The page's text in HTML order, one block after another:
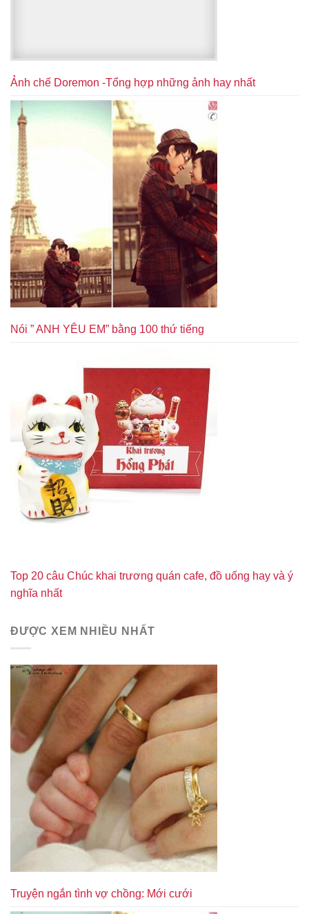
Ảnh chế Doremon -Tổng hợp những ảnh hay nhất
Nói ” ANH YÊU EM” bằng 100 thứ tiếng
Top 20 câu Chúc khai trương quán cafe, đồ uống hay và ý
nghĩa nhất
ĐƯỢC XEM NHIỀU NHẤT
Truyện ngắn tình vợ chồng: Mới cưới